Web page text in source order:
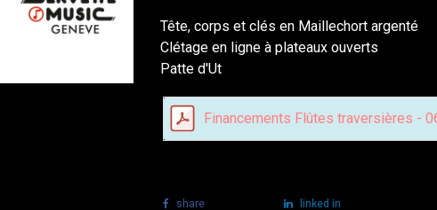
Tête, corps et clés en Maillechort argenté
Clétage en ligne à plateaux ouverts
Patte d'Ut
Financements Flûtes traversières -
share linked in